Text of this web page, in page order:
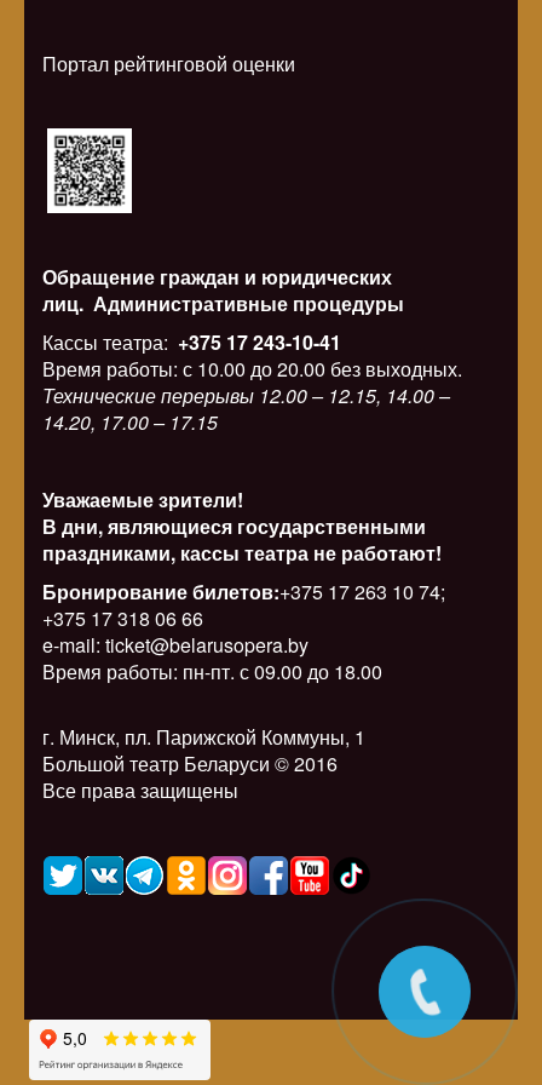
Портал рейтинговой оценки
Обращение граждан и юридических
лиц. Административные процедуры
Кассы театра: +375 17 243-10-41
Время работы: с 10.00 до 20.00 без выходных.
Технические перерывы 12.00 – 12.15, 14.00 –
14.20, 17.00 – 17.15
Уважаемые зрители!
В дни, являющиеся государственными
праздниками, кассы театра не работают!
Бронирование билетов:+375 17 263 10 74;
+375 17 318 06 66
e-mail: ticket@belarusopera.by
Время работы: пн-пт. с 09.00 до 18.00
г. Минск, пл. Парижской Коммуны, 1
Большой театр Беларуси © 2016
Все права защищены